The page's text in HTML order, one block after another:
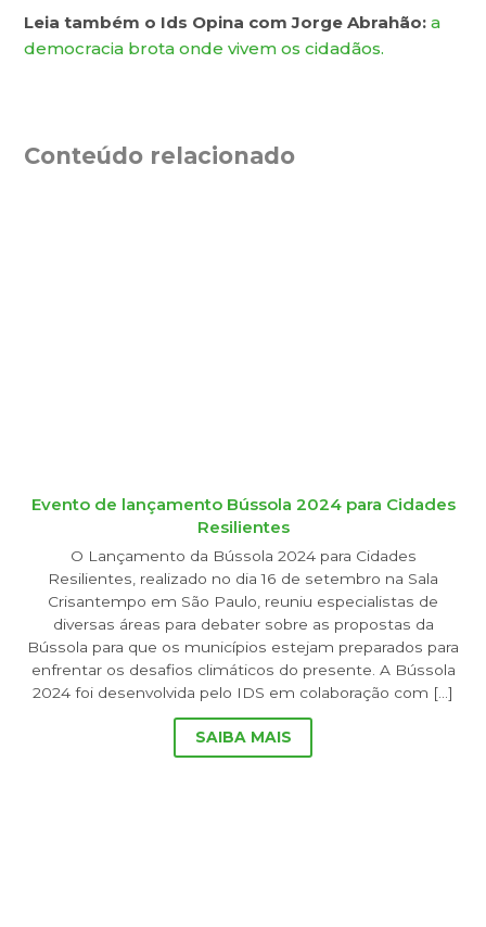
Leia também o Ids Opina com Jorge Abrahão:a
democracia brota onde vivem os cidadãos.
Conteúdo relacionado
Evento de lançamento Bússola 2024 para Cidades
Resilientes
O Lançamento da Bússola 2024 para Cidades
Resilientes, realizado no dia 16 de setembro na Sala
Crisantempo em São Paulo, reuniu especialistas de
diversas áreas para debater sobre as propostas da
Bússola para que os municípios estejam preparados para
enfrentar os desafios climáticos do presente. A Bússola
2024 foi desenvolvida pelo IDS em colaboração com […]
SAIBA MAIS